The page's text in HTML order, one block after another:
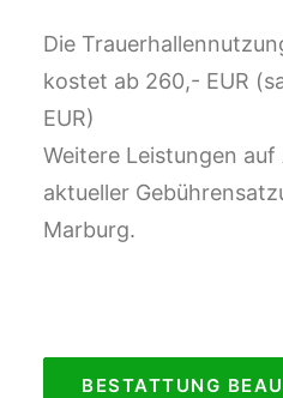
Die
kostet ab 260,- EUR
EUR)
Weitere Leistungen
aktueller
Marburg.
BESTATTUNG